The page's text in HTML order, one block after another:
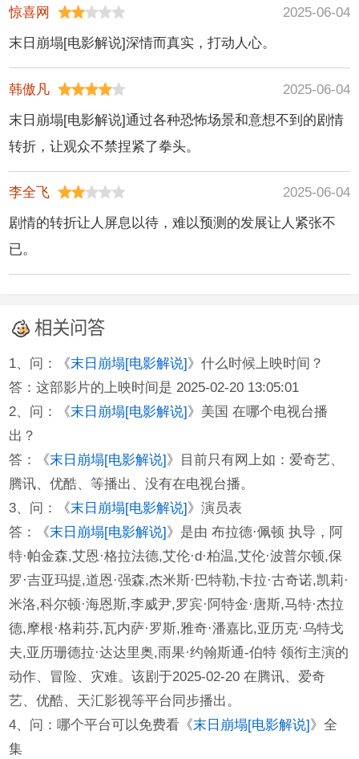
惊喜网
2025-06-04
末日崩塌[电影解说]深情而真实，打动人心。
韩傲凡
2025-06-04
末日崩塌[电影解说]通过各种恐怖场景和意想不到的剧情
转折，让观众不禁捏紧了拳头。
李全飞
2025-06-04
剧情的转折让人屏息以待，难以预测的发展让人紧张不
已。
相关问答
1、问：《末日崩塌[电影解说] 》什么时候上映时间？
答：这部影片的上映时间是 2025-02-20 13:05:01
2、问：《末日崩塌[电影解说] 》美国 在哪个电视台播
出？
答：《末日崩塌[电影解说] 》目前只有网上如：爱奇艺、
腾讯、优酷、等播出、没有在电视台播。
3、问：《末日崩塌[电影解说] 》演员表
答：《末日崩塌[电影解说] 》是由 布拉德·佩顿 执导，阿
特·帕金森,艾恩·格拉法德,艾伦·d·柏温,艾伦·波普尔顿,保
罗·吉亚玛提,道恩·强森,杰米斯·巴特勒,卡拉·古奇诺,凯莉·
米洛,科尔顿·海恩斯,李威尹,罗宾·阿特金·唐斯,马特·杰拉
德,摩根·格莉芬,瓦内萨·罗斯,雅奇·潘嘉比,亚历克·乌特戈
夫,亚历珊德拉·达达里奥,雨果·约翰斯通-伯特 领衔主演的
动作、冒险、灾难。该剧于2025-02-20 在腾讯、爱奇
艺、优酷、天汇影视等平台同步播出。
4、问：哪个平台可以免费看《末日崩塌[电影解说] 》全
集